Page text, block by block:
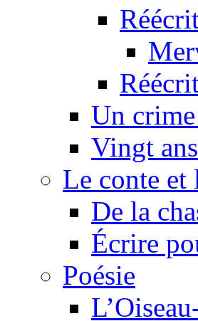
Un
Vingt
Le conte et
De la
Écrire
Poésie